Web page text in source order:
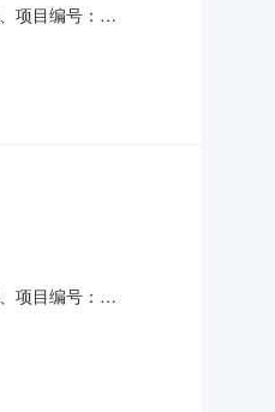
项目编号：
行办法》、《招
项目编号：
》、《招标文